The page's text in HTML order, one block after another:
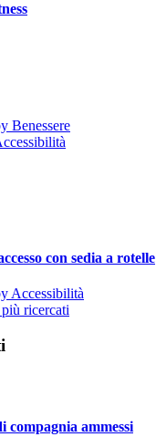
Benessere
con sedia a rotelle
Accessibilità
ricercati
compagnia ammessi